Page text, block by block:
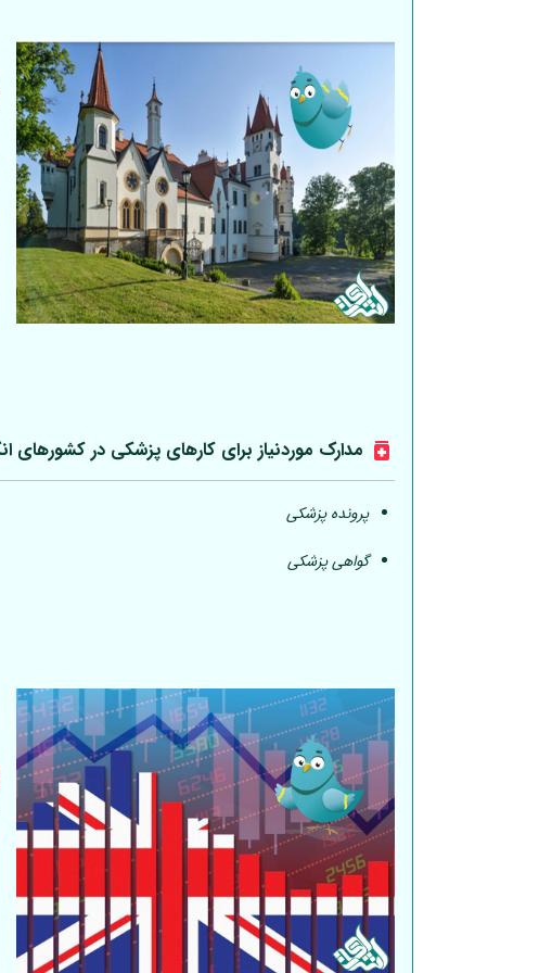
مدارک موردنیاز برای کارهای پزشکی در کشورهای
پرونده پزشکی
گواهی پزشکی